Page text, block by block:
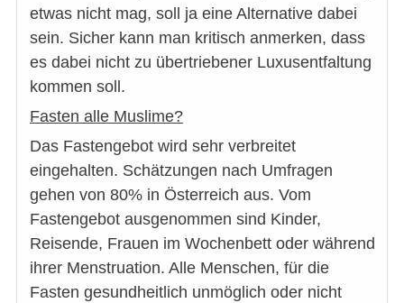
etwas nicht mag, soll ja eine Alternative dabei
sein. Sicher kann man kritisch anmerken, dass
es dabei nicht zu übertriebener Luxusentfaltung
kommen soll.
Fasten alle Muslime?
Das Fastengebot wird sehr verbreitet
eingehalten. Schätzungen nach Umfragen
gehen von 80% in Österreich aus. Vom
Fastengebot ausgenommen sind Kinder,
Reisende, Frauen im Wochenbett oder während
ihrer Menstruation. Alle Menschen, für die
Fasten gesundheitlich unmöglich oder nicht